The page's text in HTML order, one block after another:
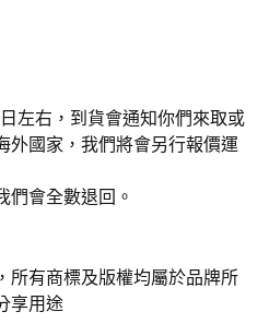
左右，到貨會通知你們來取或
外國家，我們將會另行報價運
們會全數退回。
所有商標及版權均屬於品牌所
享用途